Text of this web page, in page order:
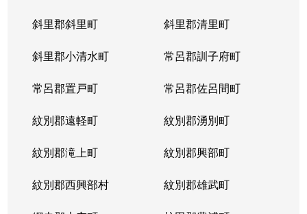
斜里郡斜里町 斜里郡清里町
斜里郡小清水町 常呂郡訓子府町
常呂郡置戸町 常呂郡佐呂間町
紋別郡遠軽町 紋別郡湧別町
紋別郡滝上町 紋別郡興部町
紋別郡西興部村 紋別郡雄武町